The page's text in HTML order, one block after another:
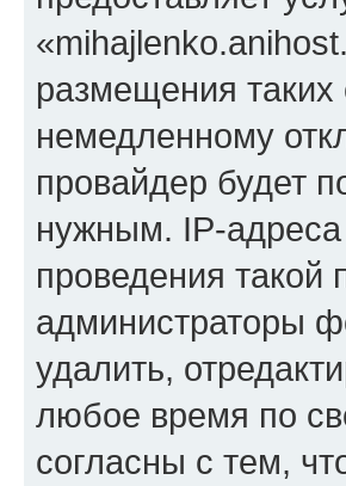
размещения
немедленному
провайдер будет
нужным. IP-
проведения такой
администраторы
удалить,
любое время по
согласны с тем,